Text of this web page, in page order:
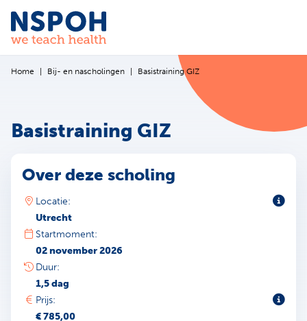
Ga naar de inhoud
Home Bij- en nascholingen Basistraining GIZ
Basistraining GIZ
Over deze scholing
Locatie:
Utrecht
Startmoment:
02 november 2026
Duur:
1,5 dag
Prijs:
€ 785,00